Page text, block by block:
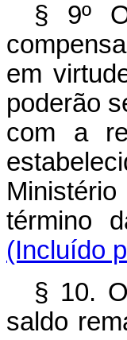
§ 9º
em
poderão
com a
término
(Incluído
§ 10.
saldo